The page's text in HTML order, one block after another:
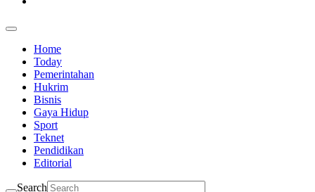
Home
Today
Pemerintahan
Hukrim
Bisnis
Gaya Hidup
Sport
Teknet
Pendidikan
Editorial
Search